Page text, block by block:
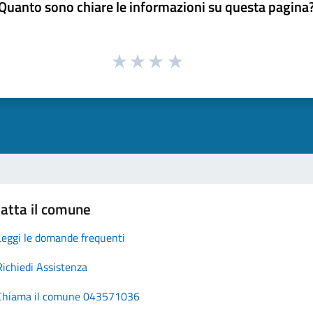
sono chiare le informazioni su questa
il comune
le domande frequenti
Assistenza
il comune 043571036